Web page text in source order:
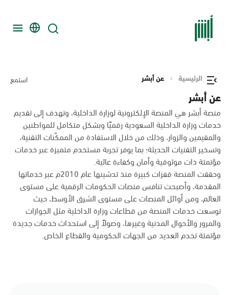
الرئيسية عن أبشر استمع
عن أبشر
منصة أبشر هي المنصة الإلكترونية لوزارة الداخلية، وتهدف إلى تقديم
خدمات وزارة الداخلية السعودية رقميًا وبشكل متكامل للمواطنين
والمقيمين والزوار، وذلك من خلال الاستفادة من الممكّنات التقنية،
وتسخير التقنيات الحديثة؛ بما يوفر تجربة مستخدم متميزة عبر خدمات
مؤتمتة ذات موثوقية وأمان وكفاءة عالية.
وحققت المنصة قفزات كبيرة منذ تدشينها عام 2010م عبر خدماتها
المقدمة، وأصبحت تنافس منصات الحكومات الرقمية على مستوى
العالم، ومن أوائل المنصات على مستوى الشرق الأوسط، حيث
توسعت خدمات المنصة من قطاعات وزارة الداخلية مثل الجوازات
والمرور والأحوال المدنية وغيرها، وصولاً إلى استحداث خدمات جديدة
مؤتمتة تخدم العديد من الجهات الحكومية والقطاع الخاص.